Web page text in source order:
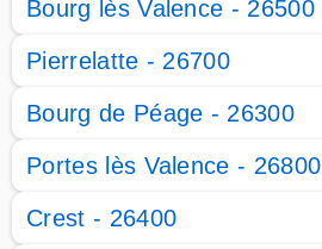
Bourg lès Valence - 26500
Pierrelatte - 26700
Bourg de Péage - 26300
Portes lès Valence - 26800
Crest - 26400